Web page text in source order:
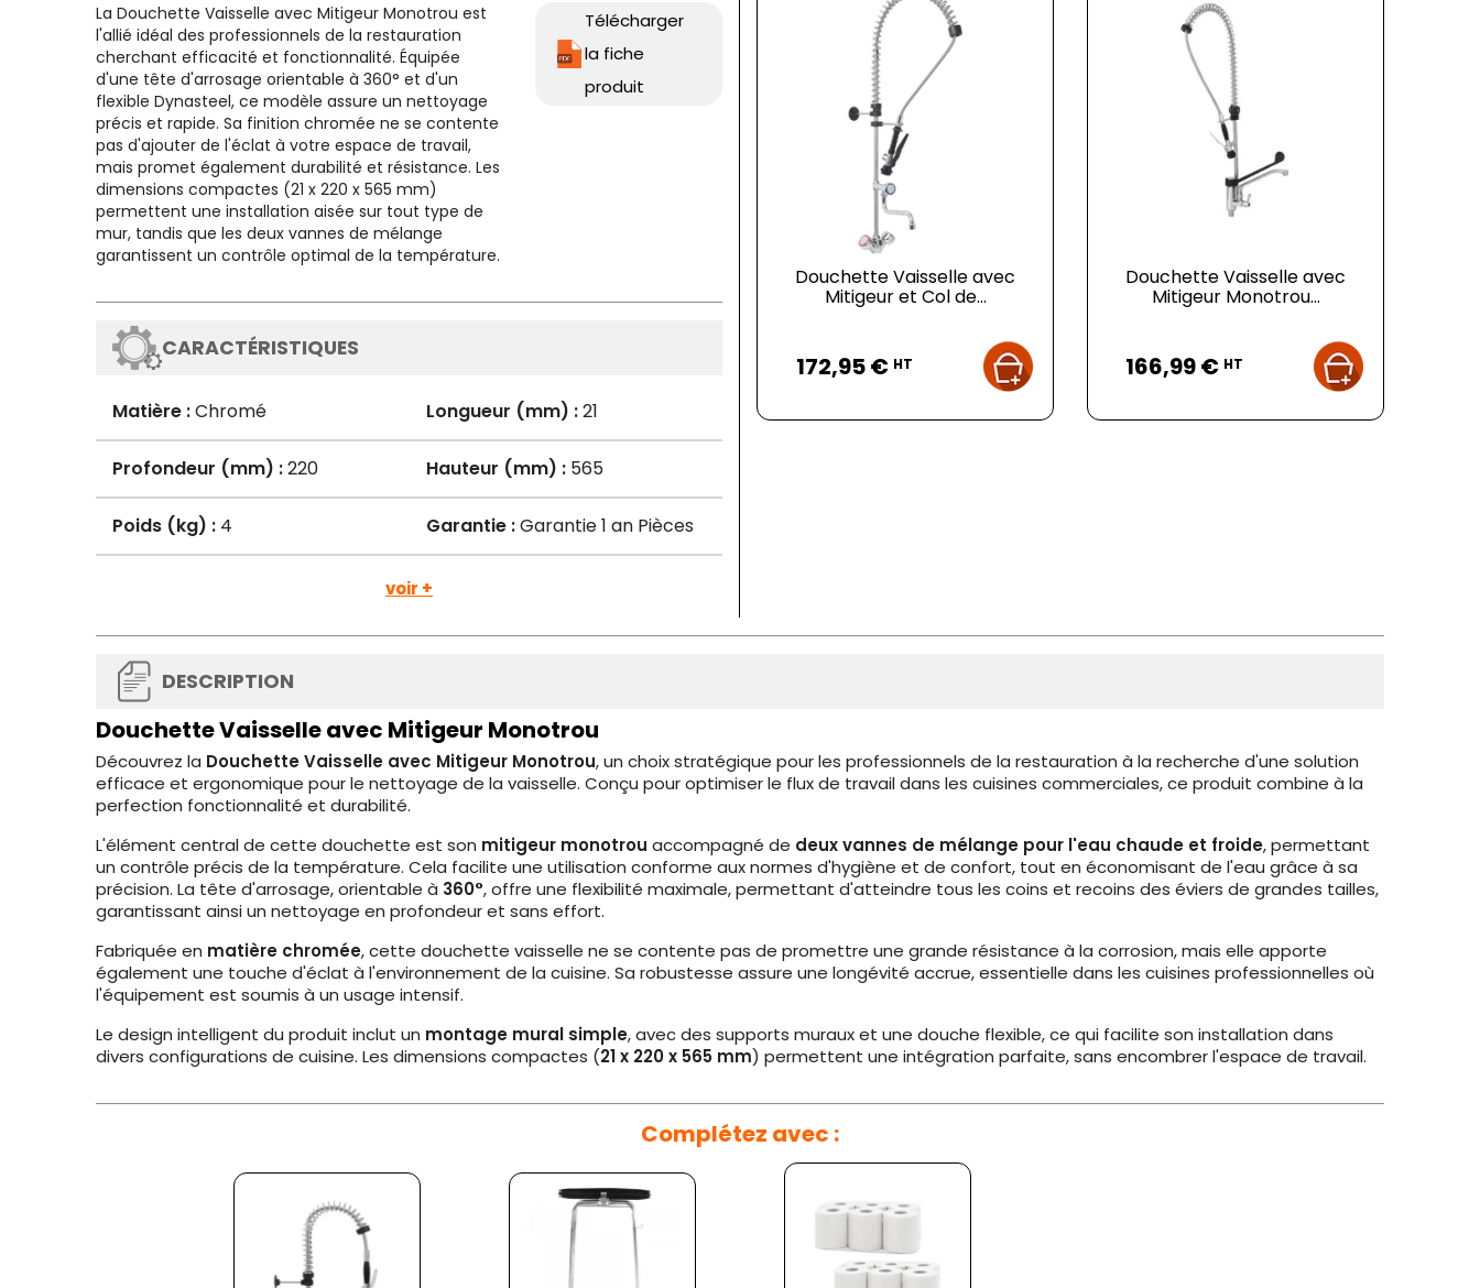
La Douchette Vaisselle avec Mitigeur Monotrou est
l'allié idéal des professionnels de la restauration
cherchant efficacité et fonctionnalité. Équipée
d'une tête d'arrosage orientable à 360° et d'un
flexible Dynasteel, ce modèle assure un nettoyage
précis et rapide. Sa finition chromée ne se contente
pas d'ajouter de l'éclat à votre espace de travail,
mais promet également durabilité et résistance. Les
dimensions compactes (21 x 220 x 565 mm)
permettent une installation aisée sur tout type de
mur, tandis que les deux vannes de mélange
garantissent un contrôle optimal de la température.
Télécharger
la fiche
produit
CARACTÉRISTIQUES
Matière :Chromé Longueur (mm) :21
Profondeur (mm) :220 Hauteur (mm) :565
Poids (kg) : 4 Garantie :Garantie 1 an Pièces
voir +
Douchette Vaisselle avec
Mitigeur et Col de...
172,95 € HT
Douchette Vaisselle avec
Mitigeur Monotrou...
166,99 € HT
DESCRIPTION
Douchette Vaisselle avec Mitigeur Monotrou
Découvrez la Douchette Vaisselle avec Mitigeur Monotrou, un choix stratégique pour les professionnels de la restauration à la recherche d'une solution
efficace et ergonomique pour le nettoyage de la vaisselle. Conçu pour optimiser le flux de travail dans les cuisines commerciales, ce produit combine à la
perfection fonctionnalité et durabilité.
L'élément central de cette douchette est son mitigeur monotrou accompagné de deux vannes de mélange pour l'eau chaude et froide, permettant
un contrôle précis de la température. Cela facilite une utilisation conforme aux normes d'hygiène et de confort, tout en économisant de l'eau grâce à sa
précision. La tête d'arrosage, orientable à 360°, offre une flexibilité maximale, permettant d'atteindre tous les coins et recoins des éviers de grandes tailles,
garantissant ainsi un nettoyage en profondeur et sans effort.
Fabriquée en matière chromée, cette douchette vaisselle ne se contente pas de promettre une grande résistance à la corrosion, mais elle apporte
également une touche d'éclat à l'environnement de la cuisine. Sa robustesse assure une longévité accrue, essentielle dans les cuisines professionnelles où
l'équipement est soumis à un usage intensif.
Le design intelligent du produit inclut un montage mural simple, avec des supports muraux et une douche flexible, ce qui facilite son installation dans
divers configurations de cuisine. Les dimensions compactes (21 x 220 x 565 mm) permettent une intégration parfaite, sans encombrer l'espace de travail.
Complétez avec :